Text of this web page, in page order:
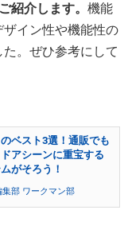
紹介します。 機能
イン性や機能性の
。ぜひ参考にして
のベスト3選！通販でも
アシーンに重宝する
がそろう！
集部 ワークマン部